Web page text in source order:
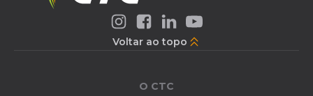
Voltar ao topo
O CTC